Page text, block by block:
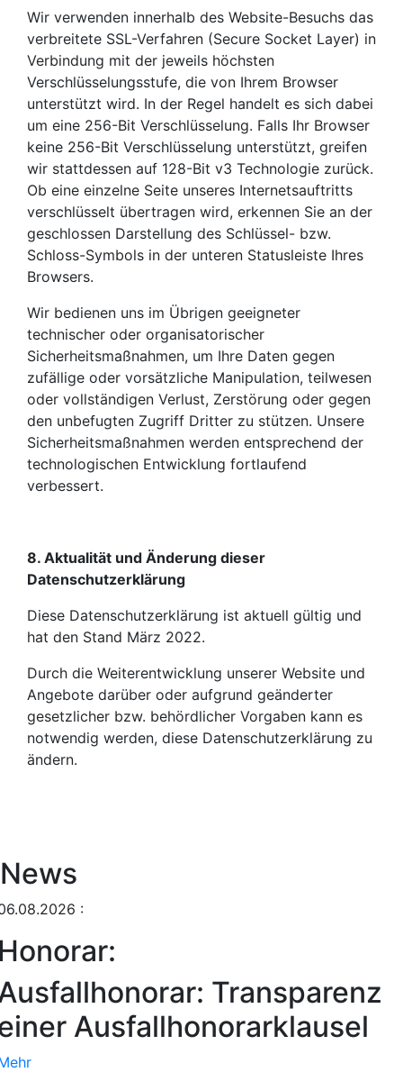
Wir verwenden innerhalb des Website-Besuchs das
verbreitete SSL-Verfahren (Secure Socket Layer) in
Verbindung mit der jeweils höchsten
Verschlüsselungsstufe, die von Ihrem Browser
unterstützt wird. In der Regel handelt es sich dabei
um eine 256-Bit Verschlüsselung. Falls Ihr Browser
keine 256-Bit Verschlüsselung unterstützt, greifen
wir stattdessen auf 128-Bit v3 Technologie zurück.
Ob eine einzelne Seite unseres Internetsauftritts
verschlüsselt übertragen wird, erkennen Sie an der
geschlossen Darstellung des Schlüssel- bzw.
Schloss-Symbols in der unteren Statusleiste Ihres
Browsers.
Wir bedienen uns im Übrigen geeigneter
technischer oder organisatorischer
Sicherheitsmaßnahmen, um Ihre Daten gegen
zufällige oder vorsätzliche Manipulation, teilwesen
oder vollständigen Verlust, Zerstörung oder gegen
den unbefugten Zugriff Dritter zu stützen. Unsere
Sicherheitsmaßnahmen werden entsprechend der
technologischen Entwicklung fortlaufend
verbessert.
8. Aktualität und Änderung dieser
Datenschutzerklärung
Diese Datenschutzerklärung ist aktuell gültig und
hat den Stand März 2022.
Durch die Weiterentwicklung unserer Website und
Angebote darüber oder aufgrund geänderter
gesetzlicher bzw. behördlicher Vorgaben kann es
notwendig werden, diese Datenschutzerklärung zu
ändern.
News
:
Transparenz
Ausfallhonorarklausel